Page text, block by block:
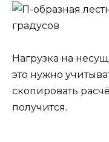
Нагрузка на
это нужно
скопировать
получится.